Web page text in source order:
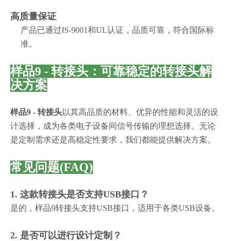
高质量保证
产品已通过IS-9001和UL认证，品质可靠，符合国际标
准。
样品9 - 转接头：可靠稳定的转接头解
决方案
样品9 - 转接头以其高品质的材料、优异的性能和灵活的设
计选择，成为各类电子设备间信号传输的理想选择。无论
是定制需求还是高稳定性要求，我们都能提供解决方案。
常见问题(FAQ)
1. 这款转接头是否支持USB接口？
是的，样品9转接头支持USB接口，适用于各类USB设备。
2. 是否可以进行设计定制？